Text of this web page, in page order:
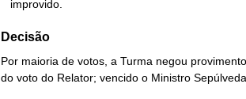
   improvido.
Decisão
Por maioria de votos, a Turma negou
do voto do Relator; vencido o Ministro